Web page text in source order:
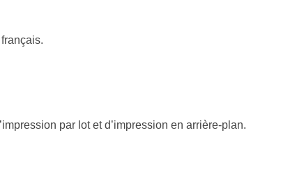
par lot et d’impression en arrière-plan.